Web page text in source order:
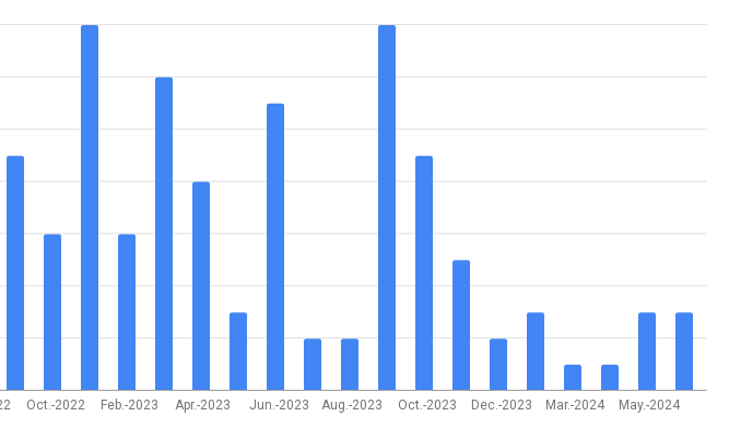
Oct.-2022 Feb.-2023 Apr.-2023 Jun.-2023 Aug.-2023 Oct.-2023 Dec.-2023 Mar.-2024 May.-2024